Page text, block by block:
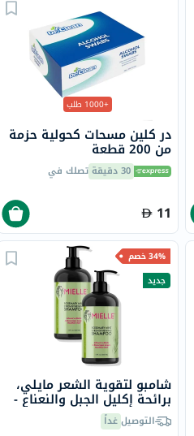
+1000 طلب
در كلين مسحات كحولية حزمة
من 200 قطعة
30 دقيقة تصلك في
11
34% خصم
جديد
شامبو لتقوية الشعر مايلي،
برائحة إكليل الجبل والنعناع -
2 × 355 مل التوصيلغداً